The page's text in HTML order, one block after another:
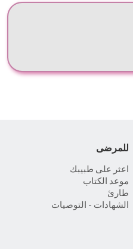
للمرضى
اعثر على طبيبك
موعد الكتاب
طارئ
الشهادات - التوصيات